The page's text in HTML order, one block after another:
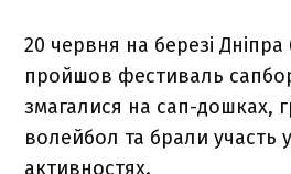
20 червня на березі
пройшов фестиваль
змагалися на сап-дошках,
волейбол та брали участь
активностях.